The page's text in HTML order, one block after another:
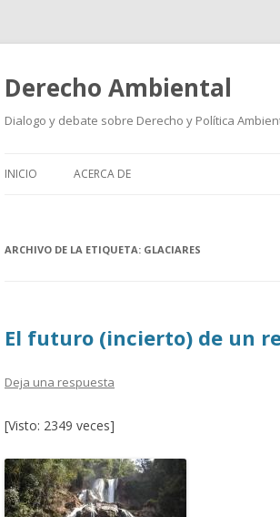
Derecho Ambiental
Dialogo y debate sobre Derecho y Política
INICIO ACERCA DE
ARCHIVO DE LA ETIQUETA: GLACIARES
El futuro (incierto) de un
Deja una respuesta
[Visto: 2349 veces]